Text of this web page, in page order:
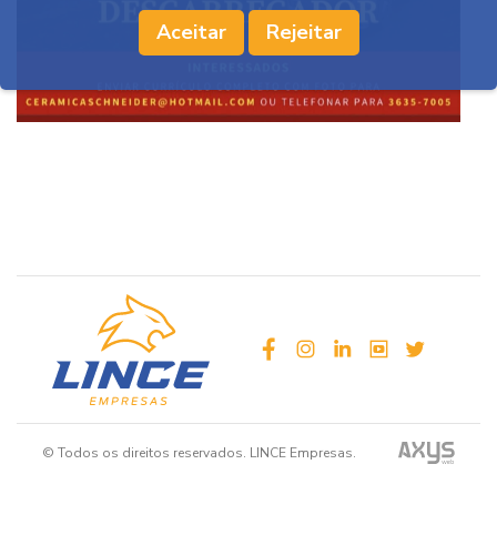
facebook
instagram
linkedin
youtube
twitter
© Todos os direitos reservados. LINCE Empresas.
Aceitar Rejeitar